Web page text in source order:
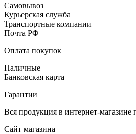
Самовывоз
Курьерская служба
Транспортные компании
Почта РФ
Оплата покупок
Наличные
Банковская карта
Гарантии
Вся продукция в интернет-магазине
Сайт магазина